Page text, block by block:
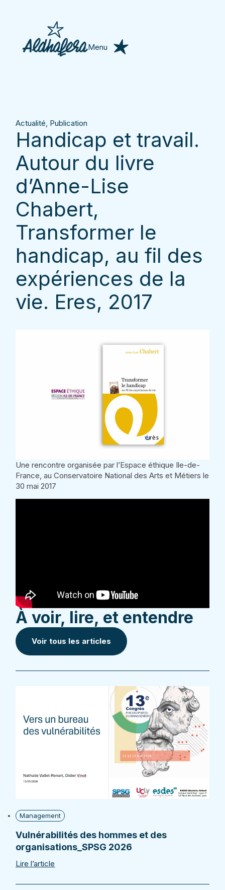
Menu
Actualité, Publication
Handicap et travail.
Autour du livre
d’Anne-Lise
Chabert,
Transformer le
handicap, au fil des
expériences de la
vie. Eres, 2017
Une rencontre organisée par l’Espace éthique Ile-de-
France, au Conservatoire National des Arts et Métiers le
30 mai 2017
À voir, lire, et entendre
Voir tous les articles
Management
Vulnérabilités des hommes et des
organisations_SPSG 2026
Lire l’article